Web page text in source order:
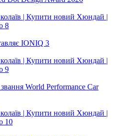
IONIQ 3
World Performance Car